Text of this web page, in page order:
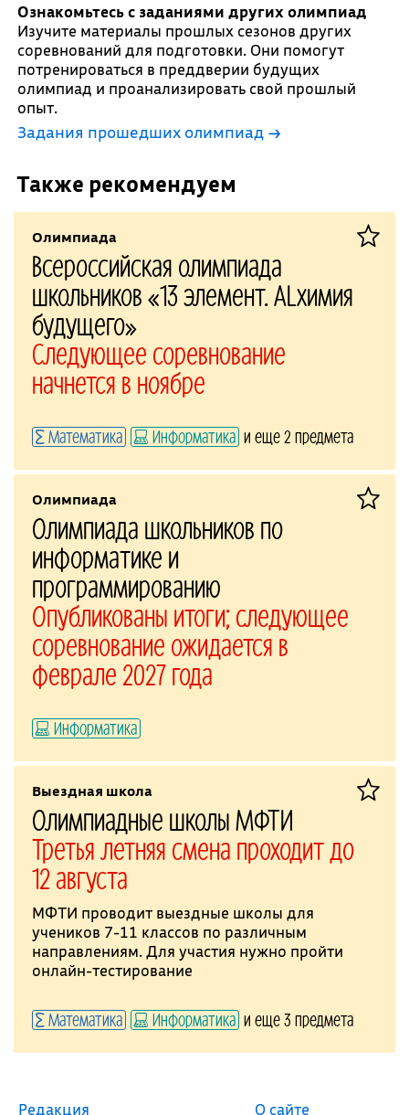
Ознакомьтесь с заданиями других олимпиад
Изучите материалы прошлых сезонов других
соревнований для подготовки. Они помогут
потренироваться в преддверии будущих
олимпиад и проанализировать свой прошлый
опыт.
Задания прошедших олимпиад →
Также рекомендуем
Олимпиада
Всероссийская олимпиада
школьников «13 элемент. ALхимия
будущего»
Следующее соревнование
начнется в ноябре
Математика Информатика и еще 2 предмета
Олимпиада
Олимпиада школьников по
информатике и
программированию
Опубликованы итоги; следующее
соревнование ожидается в
феврале 2027 года
Информатика
Выездная школа
Олимпиадные школы МФТИ
Третья летняя смена проходит до
12 августа
МФТИ проводит выездные школы для
учеников 7-11 классов по различным
направлениям. Для участия нужно пройти
онлайн-тестирование
Математика Информатика и еще 3 предмета
Редакция О сайте